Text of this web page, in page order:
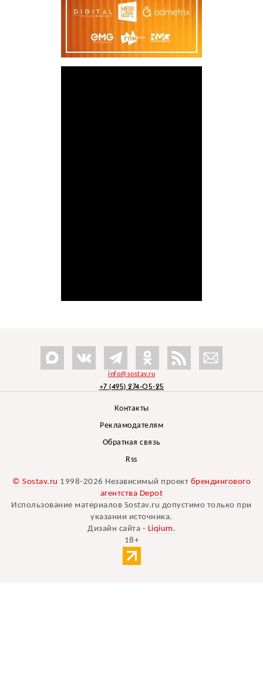
info@sostav.ru
+7 (495) 274-05-25
Контакты
Рекламодателям
Обратная связь
Rss
© Sostav.ru 1998-2026 Независимый проект брендингового
агентства Depot
Использование материалов Sostav.ru допустимо только при
указании источника.
Дизайн сайта - Liqium .
18+